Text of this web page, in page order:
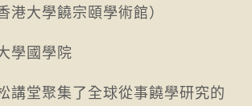
港大學饒宗頤學術館）
學國學院
講堂聚集了全球從事饒學研究的